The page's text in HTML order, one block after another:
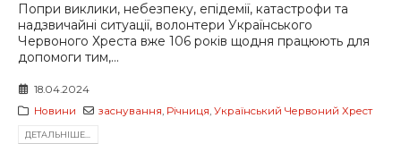
Попри виклики, небезпеку, епідемії, катастрофи та
надзвичайні ситуації, волонтери Українського
Червоного Хреста вже 106 років щодня працюють для
допомоги тим,...
18.04.2024
Новини
заснування Річниця ,Український Червоний Хрест
ДЕТАЛЬНIШЕ...